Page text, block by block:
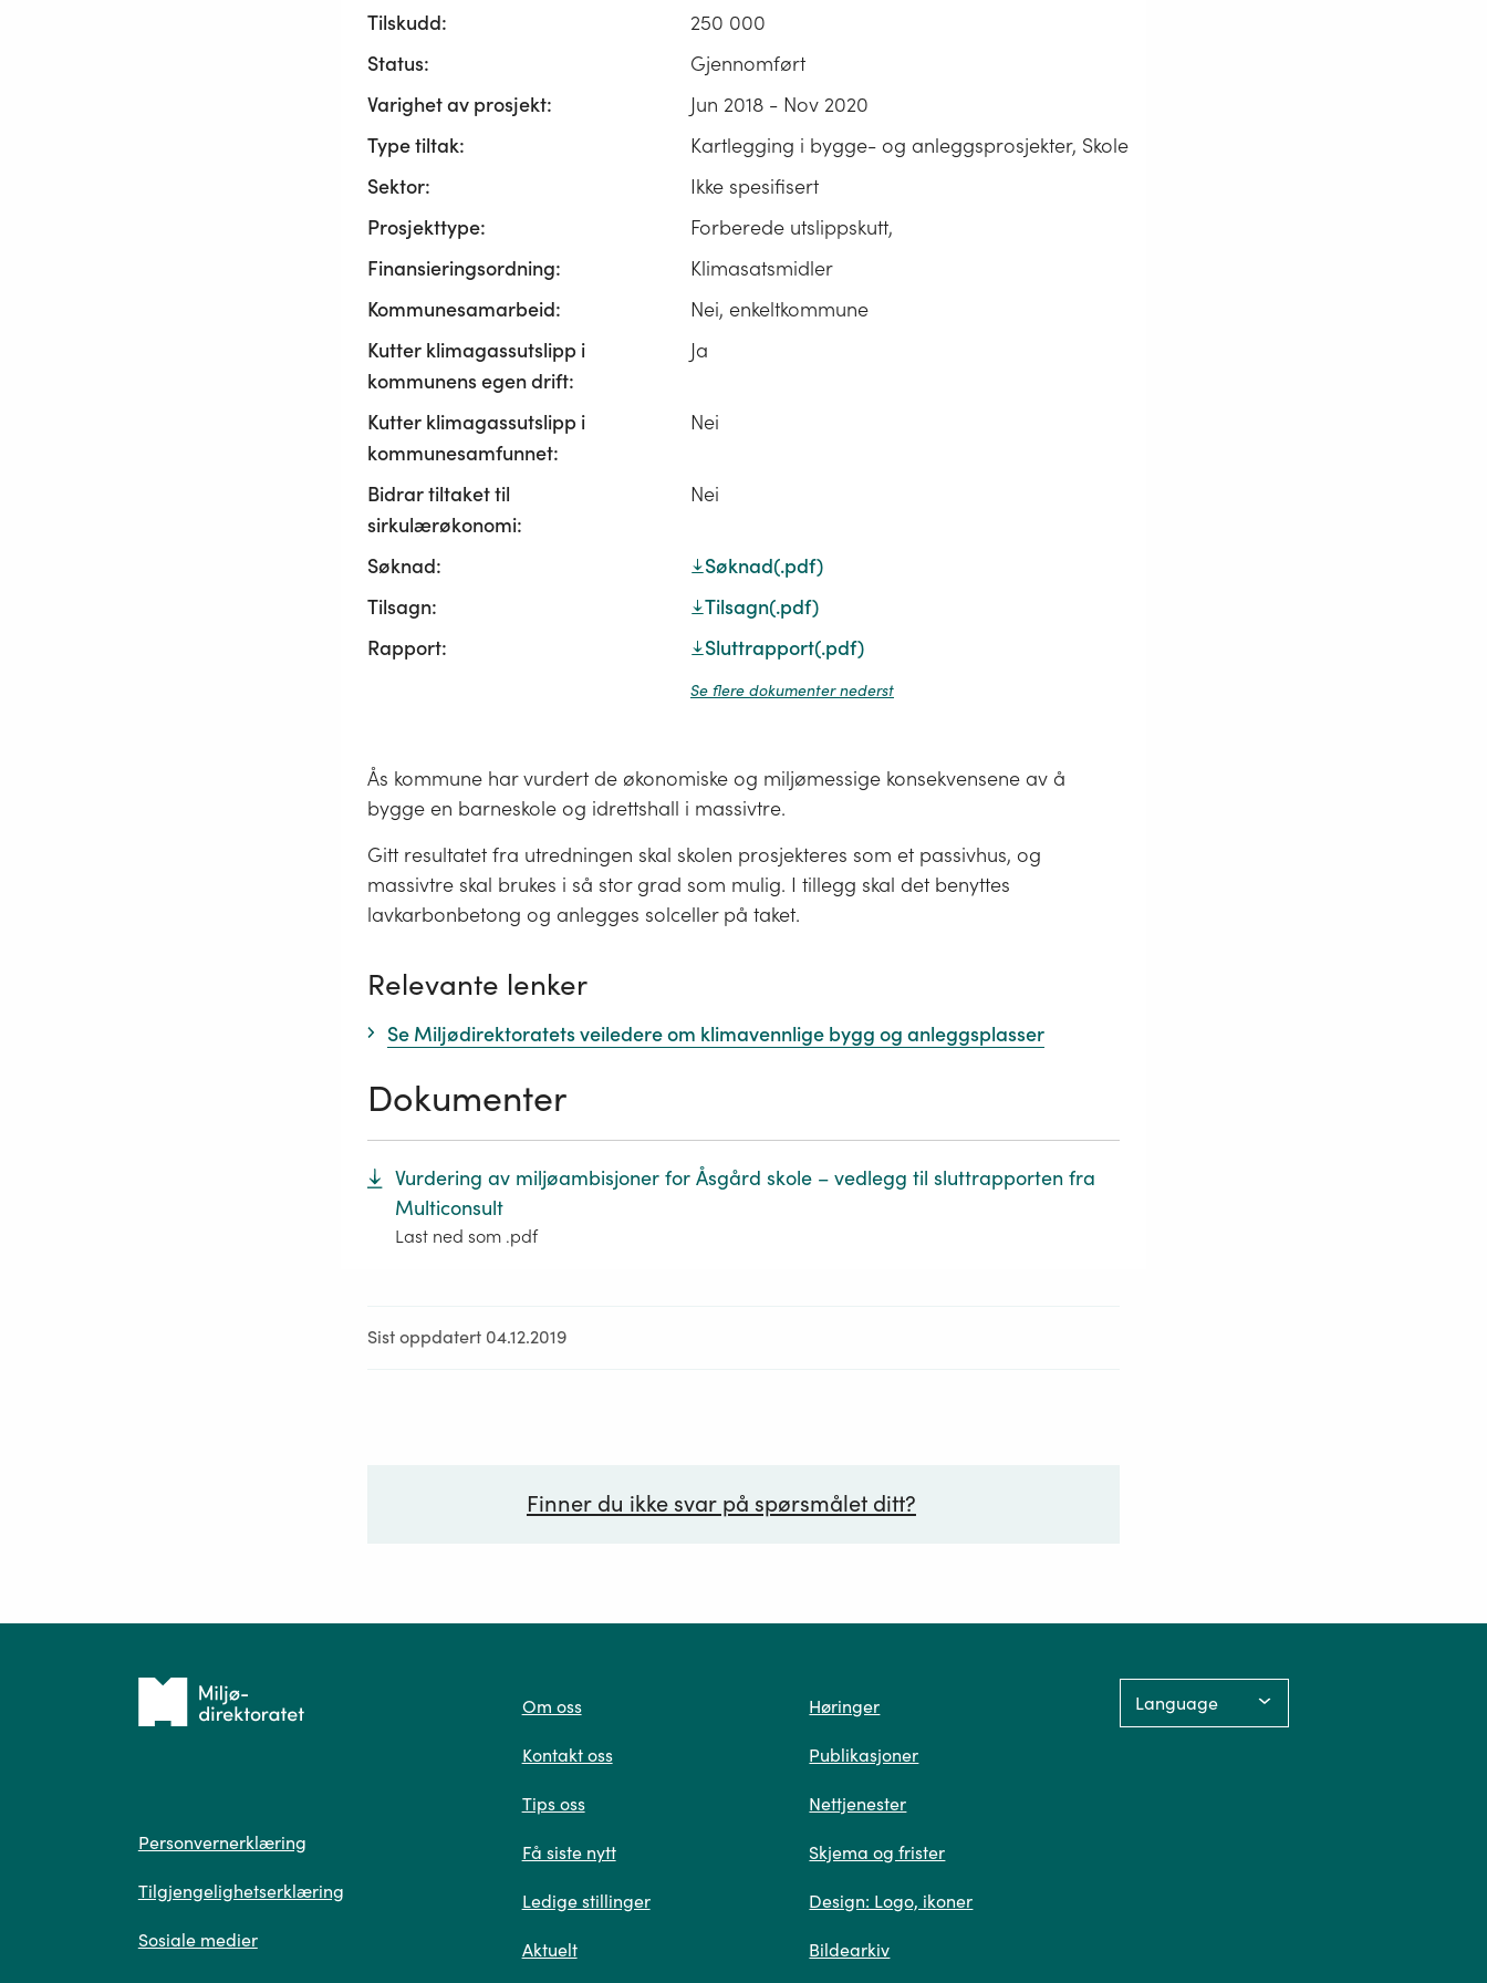
Tilskudd:
250 000
Status:
Gjennomført
Varighet av prosjekt:
Jun 2018 - Nov 2020
Type tiltak:
Kartlegging i bygge- og anleggsprosjekter, Skole
Sektor:
Ikke spesifisert
Prosjekttype:
Forberede utslippskutt,
Finansieringsordning:
Klimasatsmidler
Kommunesamarbeid:
Nei, enkeltkommune
Kutter klimagassutslipp i
kommunens egen drift:
Ja
Kutter klimagassutslipp i
kommunesamfunnet:
Nei
Bidrar tiltaket til
sirkulærøkonomi:
Nei
Søknad: Søknad(.pdf)
Tilsagn:
Tilsagn(.pdf)
Rapport:
Sluttrapport(.pdf)
Se flere dokumenter nederst
Ås kommune har vurdert de økonomiske og miljømessige konsekvensene av å
bygge en barneskole og idrettshall i massivtre.
Gitt resultatet fra utredningen skal skolen prosjekteres som et passivhus, og
massivtre skal brukes i så stor grad som mulig. I tillegg skal det benyttes
lavkarbonbetong og anlegges solceller på taket.
Relevante lenker
Se Miljødirektoratets veiledere om klimavennlige bygg og anleggsplasser
Dokumenter
Vurdering av miljøambisjoner for Åsgård skole – vedlegg til sluttrapporten fra
Multiconsult
Last ned som .pdf
Sist oppdatert 04.12.2019
Finner du ikke svar på spørsmålet ditt?
Spør oss
deg vår mest relevante informasjon.
Tilbake
Personvern
Personvernerklæring
Tilgjengelighetserklæring
Sosiale medier
Om oss
Kontakt oss
Tips oss
Få siste nytt
Ledige stillinger
Aktuelt
Høringer
Publikasjoner
Nettjenester
Skjema og frister
Design: Logo, ikoner
Bildearkiv